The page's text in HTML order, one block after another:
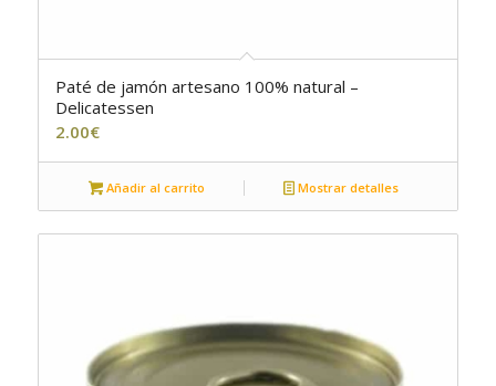
5.00
Paté de jamón artesano 100% natural –
Delicatessen
2.00€
Añadir al carrito Mostrar detalles